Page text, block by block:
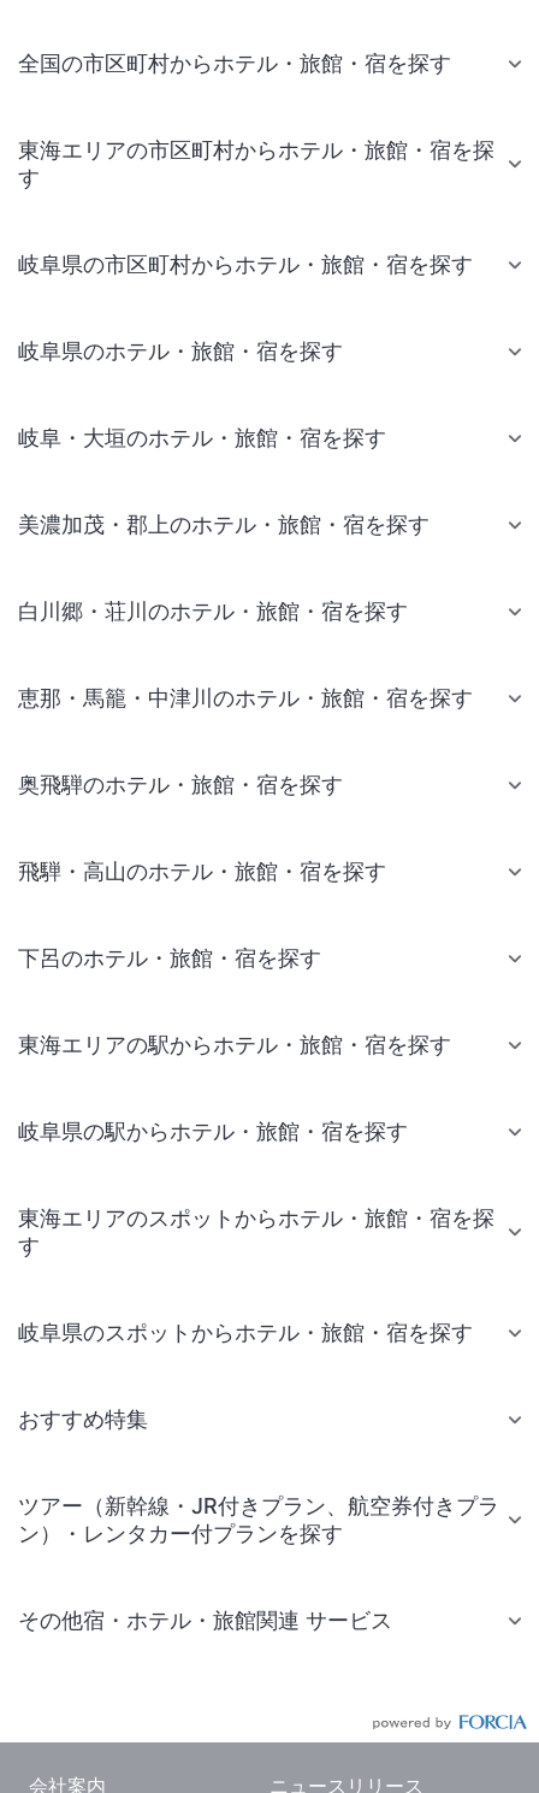
全国の市区町村からホテル・旅館・宿を探す
東海エリアの市区町村からホテル・旅館・宿を探
す
岐阜県の市区町村からホテル・旅館・宿を探す
岐阜県のホテル・旅館・宿を探す
岐阜・大垣のホテル・旅館・宿を探す
美濃加茂・郡上のホテル・旅館・宿を探す
白川郷・荘川のホテル・旅館・宿を探す
恵那・馬籠・中津川のホテル・旅館・宿を探す
奥飛騨のホテル・旅館・宿を探す
飛騨・高山のホテル・旅館・宿を探す
下呂のホテル・旅館・宿を探す
東海エリアの駅からホテル・旅館・宿を探す
岐阜県の駅からホテル・旅館・宿を探す
東海エリアのスポットからホテル・旅館・宿を探
す
岐阜県のスポットからホテル・旅館・宿を探す
おすすめ特集
ツアー（新幹線・JR付きプラン、航空券付きプラ
ン）・レンタカー付プランを探す
その他宿・ホテル・旅館関連 サービス
会社案内 ニュースリリース